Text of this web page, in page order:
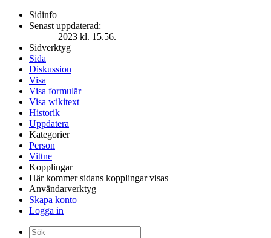
Sidinfo
Senast uppdaterad:
2023 kl. 15.56.
Sidverktyg
Sida
Diskussion
Visa
Visa formulär
Visa wikitext
Historik
Uppdatera
Kategorier
Person
Vittne
Kopplingar
Här kommer sidans kopplingar visas
Användarverktyg
Skapa konto
Logga in